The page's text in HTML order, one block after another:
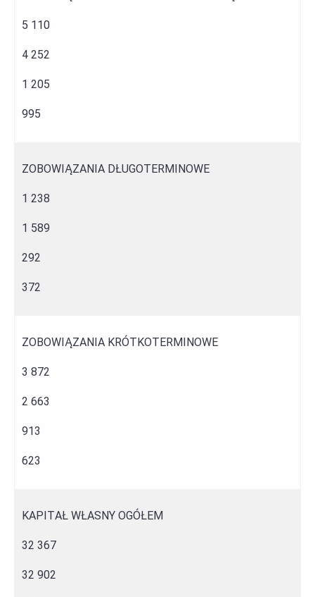
5 110
4 252
1 205
995
ZOBOWIĄZANIA DŁUGOTERMINOWE
1 238
1 589
292
372
ZOBOWIĄZANIA KRÓTKOTERMINOWE
3 872
2 663
913
623
KAPITAŁ WŁASNY OGÓŁEM
32 367
32 902